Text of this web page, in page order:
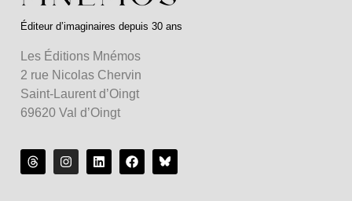
Éditeur d’imaginaires depuis 30 ans
Les Éditions Mnémos
2 rue Nicolas Chervin
Saint-Laurent d’Oingt
69620 Val d’Oingt